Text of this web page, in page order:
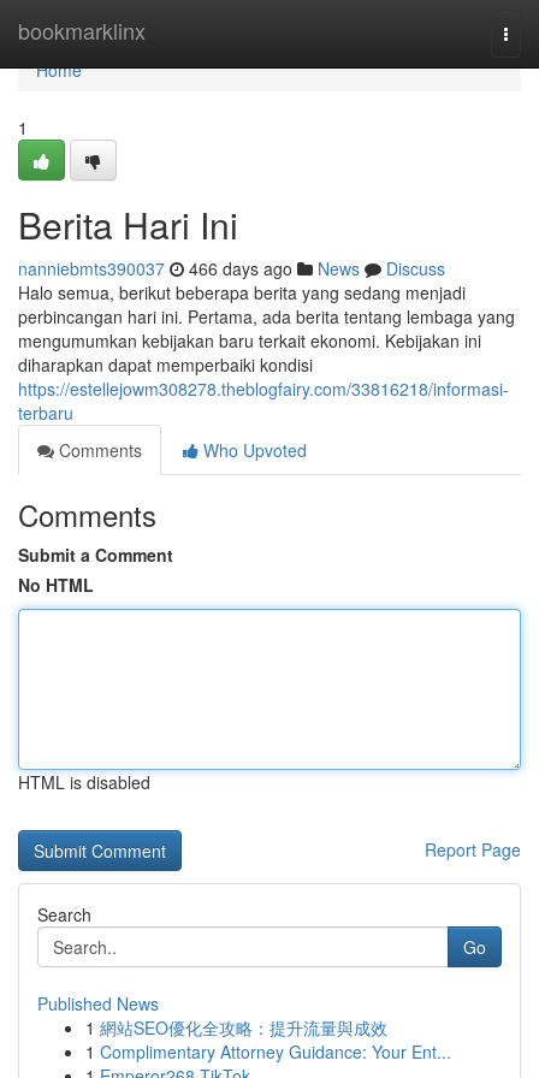
bookmarklinx
Home
Home
1
Berita Hari Ini
nanniebmts390037 466 days ago News
Discuss
Halo semua, berikut beberapa berita yang sedang menjadi
perbincangan hari ini. Pertama, ada berita tentang lembaga yang
mengumumkan kebijakan baru terkait ekonomi. Kebijakan ini
diharapkan dapat memperbaiki kondisi
https://estellejowm308278.theblogfairy.com/33816218/informasi-
terbaru
Comments
Who Upvoted
Comments
Submit a Comment
No HTML
HTML is disabled
Report Page
Search
Go
Published News
1 網站SEO優化全攻略：提升流量與成效
1 Complimentary Attorney Guidance: Your Ent...